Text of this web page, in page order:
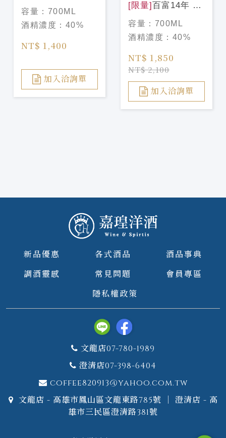
中秋禮盒2026
HENNESSY
VSOP 2026
容量： 700ML
酒精濃度： 40%
NT$ 1,400
加入洽詢單
[限量] 百富14年 花
時心藝限量設計款
THE BALVENIE
14Y CARIBBEAN
CASK LIMITED
容量： 700ML
酒精濃度： 40%
NT$ 1,850
NT$ 2,100
加入洽詢單
新品優惠 各式酒品
酒品事典
調酒靈感
常見問題
會員專區
隱私權政策
文龍店07-780-1989
澄清店07-398-6404
coffee820913@yahoo.com.tw
文龍店 - 高雄市鳳山區文龍東路785號 ｜ 澄清店 - 高
雄市三民區澄清路381號